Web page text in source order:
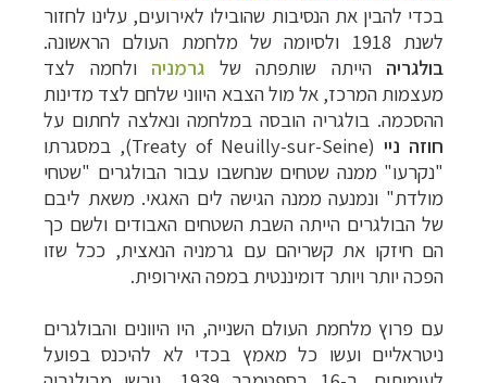
בכדי להבין את הנסיבות שהובילו לאירועים, עלינו לחזור
לשנת 1918 ולסיומה של מלחמת העולם הראשונה.
בולגריה הייתה שותפתה של גרמניה ולחמה לצד
מעצמות המרכז, אל מול הצבא היווני שלחם לצד מדינות
ההסכמה. בולגריה הובסה במלחמה ונאלצה לחתום על
חוזה ניי (
Treaty of Neuilly-sur-Seine), במסגרתו
"נקרעו" ממנה שטחים שנחשבו עבור הבולגרים "שטחי
מולדת" ונמנעה ממנה הגישה לים האגאי. משאת ליבם
של הבולגרים הייתה השבת השטחים האבודים ולשם כך
הם חיזקו את קשריהם עם גרמניה הנאצית, ככל שזו
הפכה יותר ויותר דומיננטית במפה האירופית.
עם פרוץ מלחמת העולם השנייה, היו היוונים והבולגרים
ניטראליים ועשו כל מאמץ בכדי לא להיכנס בפועל
מסלולים מוכנים ב-11 יעדים –לחצו לבחירת המסלול
המתאים לכם »
לחצו למידע נוסף »
מערכת ניווט חכמה וליווי לאורך כל הדרך– לחצו